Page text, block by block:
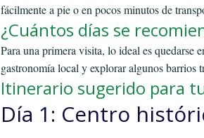
fácilmente a pie o en pocos minutos de
¿Cuántos días se
Para una primera visita, lo ideal es quedarse
gastronomía local y explorar algunos barrios
Itinerario sugerido para
Día 1: Centro